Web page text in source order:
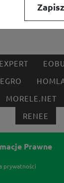
MORELE.NET
RENEE
Prawne
prywatności